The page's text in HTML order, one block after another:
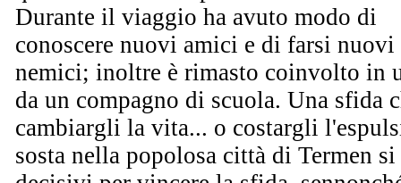
Durante il viaggio ha avuto modo di
conoscere nuovi amici e di farsi nuovi
nemici; inoltre è rimasto coinvolto in
da un compagno di scuola. Una sfida
cambiargli la vita... o costargli
sosta nella popolosa città di Termen